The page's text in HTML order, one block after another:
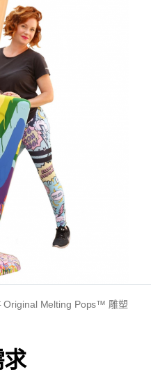
Original Melting Pops™ 雕塑